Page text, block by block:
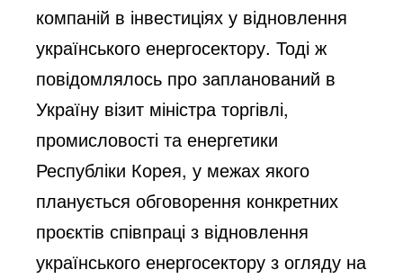
компаній в інвестиціях у відновлення
українського енергосектору. Тоді ж
повідомлялось про запланований в
Україну візит міністра торгівлі,
промисловості та енергетики
Республіки Корея, у межах якого
планується обговорення конкретних
проєктів співпраці з відновлення
українського енергосектору з огляду на